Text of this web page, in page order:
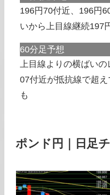
196円70付近、196円
いから上目線継続197
60分足予想
上目線よりの横ばい
07付近が抵抗線で超
も
ポンド円｜日足